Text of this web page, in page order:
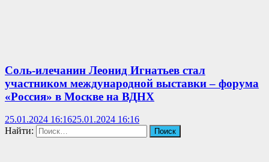
Соль-илечанин Леонид Игнатьев стал
участником международной выставки – форума
«Россия» в Москве на ВДНХ
25.01.2024 16:1625.01.2024 16:16
Найти: